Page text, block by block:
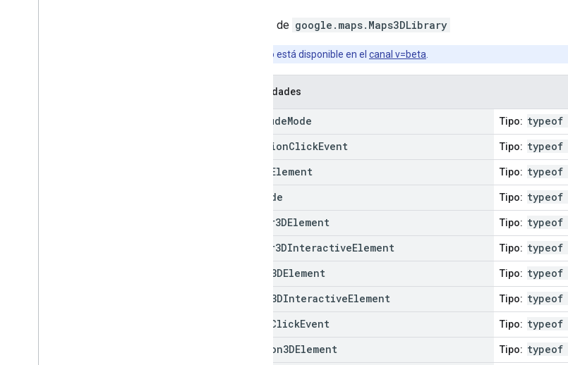
Interfaz de google.maps. Maps3DLibrary
Solo está disponible en el canal v=beta
Propiedades
AltitudeMode Tipo: typeof
LocationClickEvent Tipo: typeof
Map3DElement
Tipo: typeof
Mode Tipo: typeof
Marker3DElement
Tipo: typeof
Marker3DInteractiveElement Tipo: typeof
Model3DElement
Tipo: typeof
Model3DInteractiveElement Tipo: typeof
ClickEvent Tipo: typeof
Polygon3DElement
Tipo: typeof